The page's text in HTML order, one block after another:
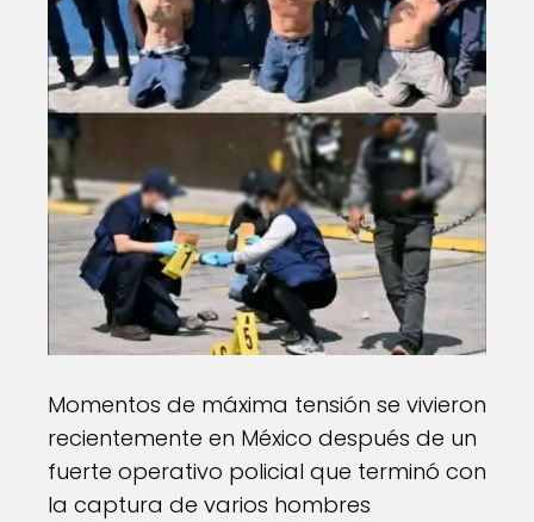
Momentos de máxima tensión se vivieron
recientemente en México después de un
fuerte operativo policial que terminó con
la captura de varios hombres